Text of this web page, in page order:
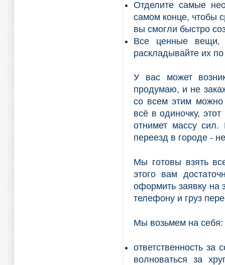
Отделите самые
самом конце, чтобы
вы смогли быстро
Все ценные вещи,
раскладывайте их
У вас может
продумаю, и не
со всем этим можно
всё в одиночку,
отнимет массу сил.
переезд в городе -
Мы готовы взять
этого вам
оформить заявку на
телефону и груз
Мы возьмем на себя:
ответственность
волноваться за